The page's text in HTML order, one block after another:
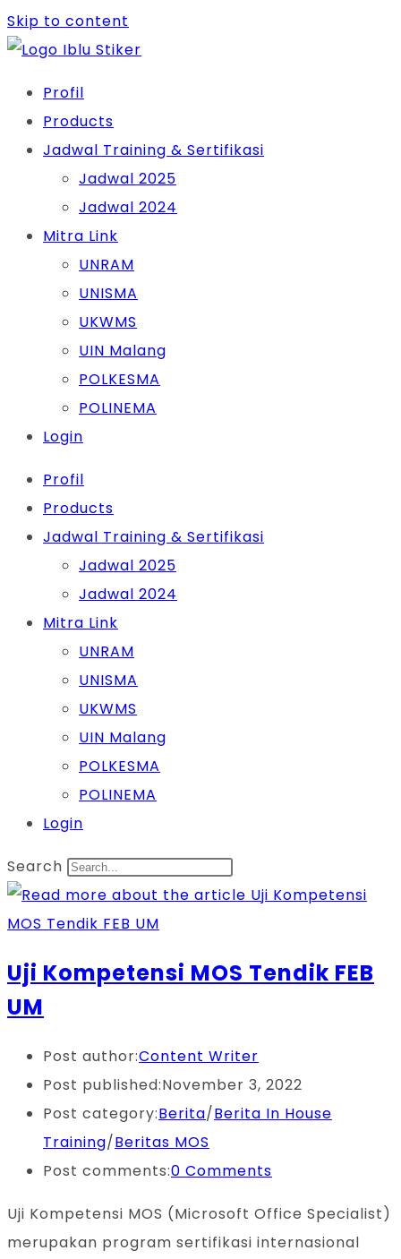
Skip to content
Profil
Products
Jadwal Training & Sertifikasi
Jadwal 2025
Jadwal 2024
Mitra Link
UNRAM
UNISMA
UKWMS
UIN Malang
POLKESMA
POLINEMA
Login
Profil
Products
Jadwal Training & Sertifikasi
Jadwal 2025
Jadwal 2024
Mitra Link
UNRAM
UNISMA
UKWMS
UIN Malang
POLKESMA
POLINEMA
Login
Search
Uji Kompetensi MOS Tendik FEB
UM
Post author:Content Writer
Post published:November 3, 2022
Post category:Berita/Berita In House
Training/Beritas MOS
Post comments:0 Comments
Uji Kompetensi MOS (Microsoft Office Specialist)
merupakan program sertifikasi internasional